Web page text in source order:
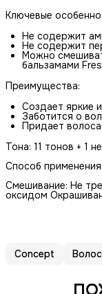
Ключевые
Не содержит
Не содержит
Можно
бальзамами
Преимущества:
Создает яркие
Заботится о
Придает
Тона: 11 тонов + 1
Способ применения:
Смешивание: Не
оксидом
Concept